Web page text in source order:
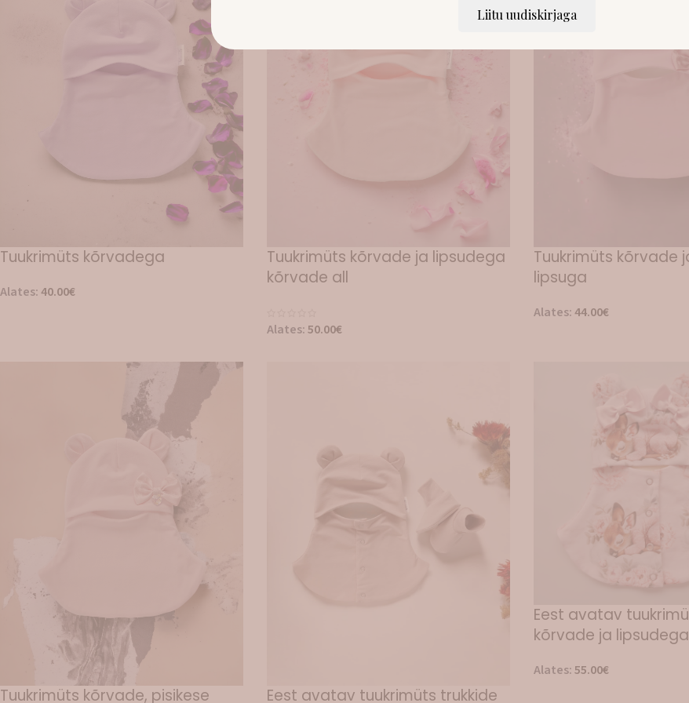
Tuukrimüts kõrvadega
Alates:40.00€
Tuukrimüts kõrvade ja lipsudega
kõrvade all
Alates:50.00€
Tuukrimüts kõrvade
lipsuga
Alates:44.00€
Tuukrimüts kõrvade, pisikese Eest avatav tuukrimüts trukkide
Eest avatav
kõrvade ja lipsudega
Alates:55.00€
Liitu uudiskirjaga